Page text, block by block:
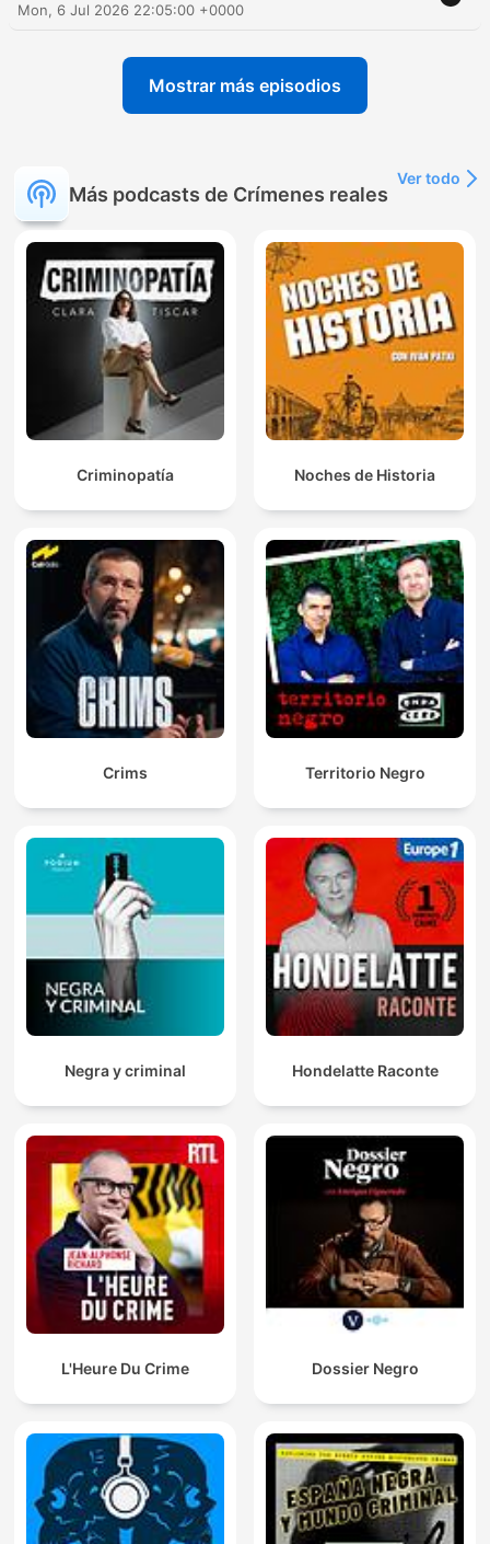
Mon, 6 Jul 2026 22:05:00 +0000
Mostrar más episodios
Más podcasts de Crímenes reales
Ver todo
Criminopatía Noches de Historia
Crims Territorio Negro
Negra y criminal Hondelatte Raconte
L'Heure Du Crime Dossier Negro